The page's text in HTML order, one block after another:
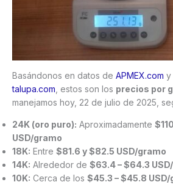
Basándonos en datos de APMEX.com y
talupa.com , estos son los precios por
manejamos hoy, 22 de julio de 2025,
24K (oro puro): Aproximadamente
USD/gramo
18K: Entre $81.6 y $82.5 USD/gramo
14K: Alrededor de $63.4 – $64.3
10K: Cerca de los $45.3 – $45.8